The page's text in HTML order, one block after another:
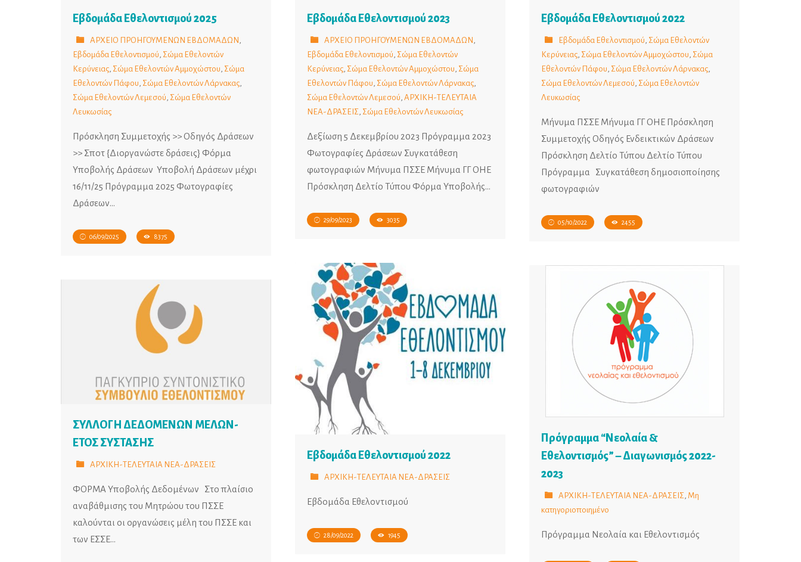
Εβδομάδα Εθελοντισμού 2025
ΑΡΧΕΙΟ ΠΡΟΗΓΟΥΜΕΝΩΝ ΕΒΔΟΜΑΔΩΝ ,
Εβδομάδα Εθελοντισμού, Σώμα Εθελοντών
Κερύνειας, Σώμα Εθελοντών Αμμοχώστου, Σώμα
Εθελοντών Πάφου, Σώμα Εθελοντών Λάρνακας,
Σώμα Εθελοντών Λεμεσού, Σώμα Εθελοντών
Λευκωσίας
Πρόσκληση Συμμετοχής >> Οδηγός Δράσεων
>> Σποτ {Διοργανώστε δράσεις} Φόρμα
Υποβολής Δράσεων Υποβολή Δράσεων μέχρι
16/11/25 Πρόγραμμα 2025 Φωτογραφίες
Δράσεων…
06/09/2025 8375
Εβδομάδα Εθελοντισμού 2023
ΑΡΧΕΙΟ ΠΡΟΗΓΟΥΜΕΝΩΝ ΕΒΔΟΜΑΔΩΝ ,
Εβδομάδα Εθελοντισμού, Σώμα Εθελοντών
Κερύνειας, Σώμα Εθελοντών Αμμοχώστου, Σώμα
Εθελοντών Πάφου, Σώμα Εθελοντών Λάρνακας,
Σώμα Εθελοντών Λεμεσού, ΑΡΧΙΚΗ-ΤΕΛΕΥΤΑΙΑ
ΝΕΑ-ΔΡΑΣΕΙΣ, Σώμα Εθελοντών Λευκωσίας
Δεξίωση 5 Δεκεμβρίου 2023 Πρόγραμμα 2023
Φωτογραφίες Δράσεων Συγκατάθεση
φωτογραφιών Mήνυμα ΠΣΣΕ Μήνυμα ΓΓ ΟΗΕ
Πρόσκληση Δελτίο Τύπου Φόρμα Υποβολής…
29/09/2023 3035
Εβδομάδα Εθελοντισμού 2022
Εβδομάδα Εθελοντισμού, Σώμα Εθελοντών
Κερύνειας, Σώμα Εθελοντών Αμμοχώστου, Σώμα
Εθελοντών Πάφου, Σώμα Εθελοντών Λάρνακας,
Σώμα Εθελοντών Λεμεσού, Σώμα Εθελοντών
Λευκωσίας
Mήνυμα ΠΣΣΕ Μήνυμα ΓΓ ΟΗΕ Πρόσκληση
Συμμετοχής Οδηγός Ενδεικτικών Δράσεων
Πρόσκληση Δελτίο Τύπου Δελτίο Τύπου
Πρόγραμμα Συγκατάθεση δημοσιοποίησης
φωτογραφιών
05/10/2022 2455
Εβδομάδα Εθελοντισμού 2022
ΑΡΧΙΚΗ-ΤΕΛΕΥΤΑΙΑ ΝΕΑ-ΔΡΑΣΕΙΣ
Εβδομάδα Εθελοντισμού
28/09/2022 1945
Πρόγραμμα “Νεολαία &
Εθελοντισμός” – Διαγωνισμός 2022-
2023
ΑΡΧΙΚΗ-ΤΕΛΕΥΤΑΙΑ ΝΕΑ-ΔΡΑΣΕΙΣ, Μη
κατηγοριοποιημένο
Πρόγραμμα Νεολαία και Εθελοντισμός
ΣΥΛΛΟΓΗ ΔΕΔΟΜΕΝΩΝ ΜΕΛΩΝ-
ΕΤΟΣ ΣΥΣΤΑΣΗΣ
ΑΡΧΙΚΗ-ΤΕΛΕΥΤΑΙΑ ΝΕΑ-ΔΡΑΣΕΙΣ
ΦΟΡΜΑ Υποβολής Δεδομένων Στο πλαίσιο
αναβάθμισης του Μητρώου του ΠΣΣΕ
καλούνται οι οργανώσεις μέλη του ΠΣΣΕ και
των ΕΣΣΕ…